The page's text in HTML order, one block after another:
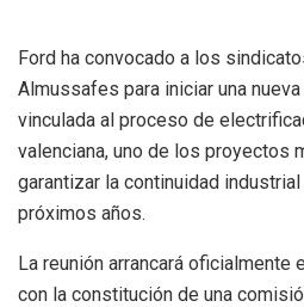
Ford ha convocado a los
Almussafes para iniciar una
vinculada al proceso de
valenciana, uno de los proyectos
garantizar la continuidad
próximos años.
La reunión arrancará oficialmente
con la constitución de una